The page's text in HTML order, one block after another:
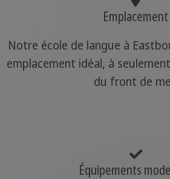
Emplacement
Notre école de langue à
emplacement idéal, à
du front de
Équipements